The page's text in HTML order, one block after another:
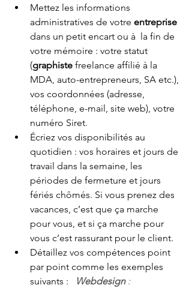
Mettez les informations
administratives de votre entreprise
dans un petit encart ou à  la fin de
votre mémoire : votre statut
(graphiste freelance affilié à la
MDA, auto-entrepreneurs, SA etc.),
vos coordonnées (adresse,
téléphone, e-mail, site web), votre
numéro Siret.
Écriez vos disponibilités au
quotidien : vos horaires et jours de
travail dans la semaine, les
périodes de fermeture et jours
fériés chômés. Si vous prenez des
vacances, c’est que ça marche
pour vous, et si ça marche pour
vous c’est rassurant pour le client.
Détaillez vos compétences point
par point comme les exemples
suivants :
Webdesign :